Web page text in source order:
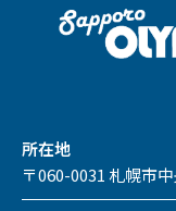
所在地
〒060-0031 札幌市